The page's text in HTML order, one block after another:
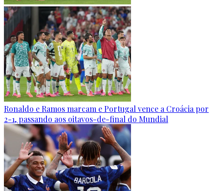
Ronaldo e Ramos marcam e Portugal vence a Croácia por
2-1, passando aos oitavos-de-final do Mundial